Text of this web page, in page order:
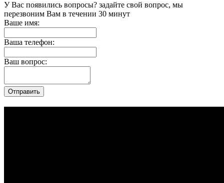
У Вас появились вопросы? задайте свой вопрос, мы
перезвоним Вам в течении 30 минут
Ваше имя:
Ваша телефон:
Ваш вопрос: